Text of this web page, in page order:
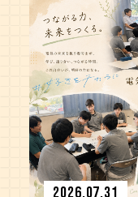
2026.07.31